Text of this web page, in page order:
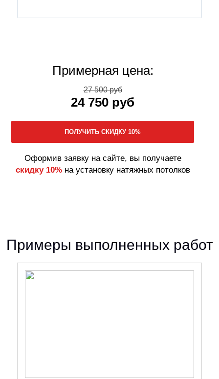
Примерная цена:
27 500 руб
24 750 руб
Оформив заявку на сайте, вы получаете
скидку 10%на установку натяжных потолков
Примеры выполненных работ